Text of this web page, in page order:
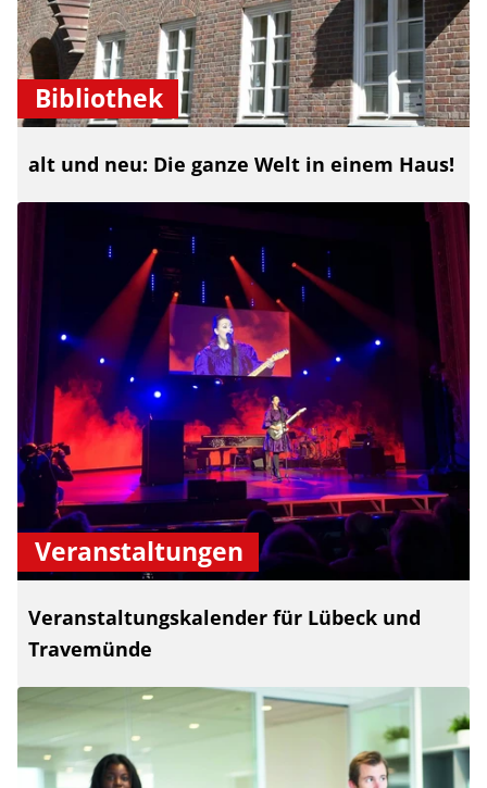
Bibliothek
alt und neu: Die ganze Welt in einem Haus!
Veranstaltungen
Veranstaltungskalender für Lübeck und
Travemünde